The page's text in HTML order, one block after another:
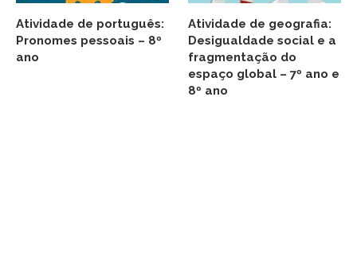
Atividade de português:
Pronomes pessoais – 8º
ano
Atividade de geografia:
Desigualdade social e a
fragmentação do
espaço global – 7º ano e
8º ano